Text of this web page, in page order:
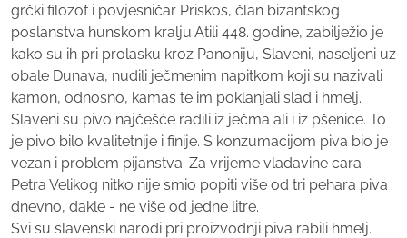
grčki filozof i povjesničar Priskos, član bizantskog
poslanstva hunskom kralju Atili 448. godine, zabilježio je
kako su ih pri prolasku kroz Panoniju, Slaveni, naseljeni uz
obale Dunava, nudili ječmenim napitkom koji su nazivali
kamon, odnosno, kamas te im poklanjali slad i hmelj.
Slaveni su pivo najčešće radili iz ječma ali i iz pšenice. To
je pivo bilo kvalitetnije i finije. S konzumacijom piva bio je
vezan i problem pijanstva. Za vrijeme vladavine cara
Petra Velikog nitko nije smio popiti više od tri pehara piva
dnevno, dakle - ne više od jedne litre.
Svi su slavenski narodi pri proizvodnji piva rabili hmelj.